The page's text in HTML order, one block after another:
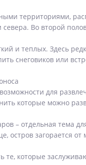
территориями,
Во второй
и теплых. Здесь
снеговиков или
для
которые можно
– отдельная тема
остров загорается
те, которые